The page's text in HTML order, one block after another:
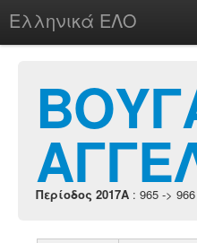
Ελληνικά ΕΛΟ
chesstu.be @ discord
Login
Περίοδος 2017A : 965 -> 966